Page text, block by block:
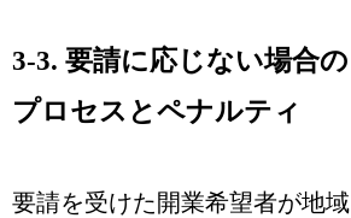
3-3. 要請に応じない場合の
プロセスとペナルティ
要請を受けた開業希望者が地域